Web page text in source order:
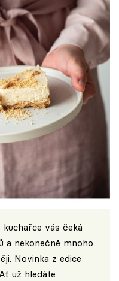
vás čeká
a nekonečně mnoho
Novinka z edice
už hledáte